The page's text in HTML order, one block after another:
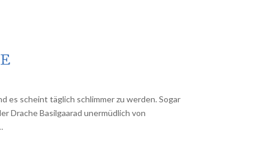
es scheint täglich schlimmer zu werden. Sogar
Drache Basilgaarad unermüdlich von